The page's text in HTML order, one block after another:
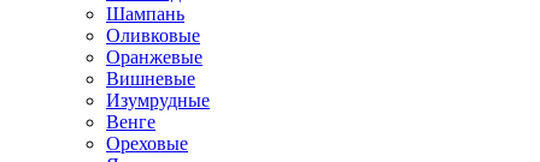
Шампань
Оливковые
Оранжевые
Вишневые
Изумрудные
Венге
Ореховые